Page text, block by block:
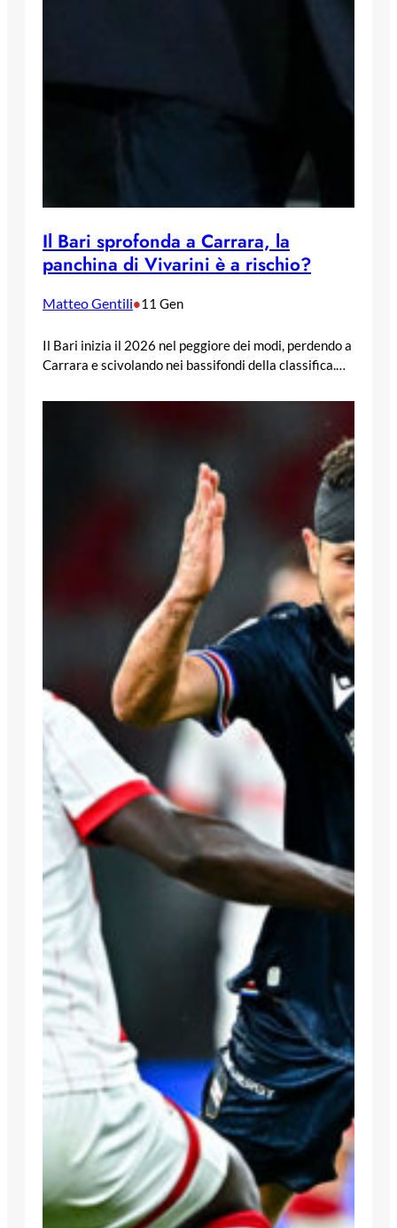
Il Bari sprofonda a Carrara, la
panchina di Vivarini è a rischio?
Matteo Gentili•11 Gen
Il Bari inizia il 2026 nel peggiore dei modi, perdendo a
Carrara e scivolando nei bassifondi della classifica.…